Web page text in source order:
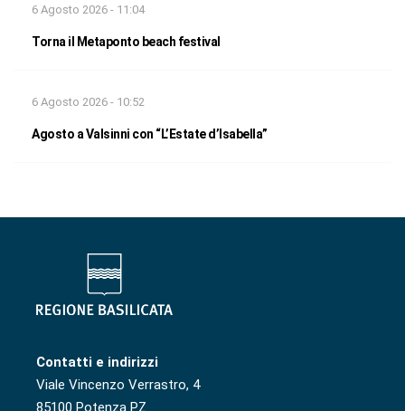
6 Agosto 2026 - 11:04
Torna il Metaponto beach festival
6 Agosto 2026 - 10:52
Agosto a Valsinni con “L’Estate d’Isabella”
Contatti e indirizzi
Viale Vincenzo Verrastro, 4
85100 Potenza PZ